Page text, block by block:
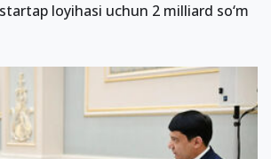
loyihasi uchun 2 milliard so‘m